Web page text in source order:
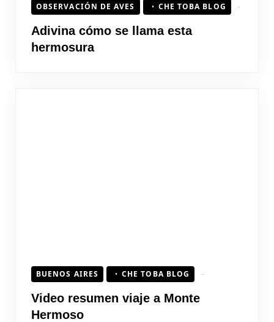
OBSERVACIÓN DE AVES CHE TOBA BLOG
Adivina cómo se llama esta
hermosura
BUENOS AIRES CHE TOBA BLOG
Video resumen viaje a Monte
Hermoso